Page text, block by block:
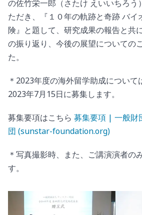
の佐竹栄一郎（さたけ えいいちろう
ただき、『１０年の軌跡と奇跡 バイ
険』と題して、研究成果の報告と共
の振り返り、今後の展望についての
た。
＊2023年度の海外留学助成について
2023年7月15日に募集します。
募集要項はこちら 募集要項 | 一般財
団 (sunstar-foundation.org)
＊写真撮影時、また、ご講演演者の
す。